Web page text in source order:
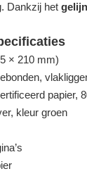
Dankzij het
× 210 mm)
papier,
kleur groen